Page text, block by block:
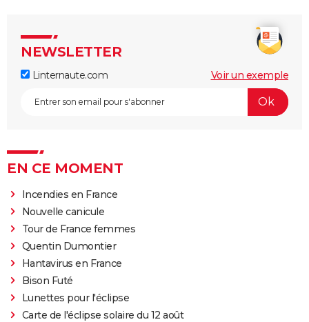
NEWSLETTER
Linternaute.com Voir un exemple
EN CE MOMENT
Incendies en France
Nouvelle canicule
Tour de France femmes
Quentin Dumontier
Hantavirus en France
Bison Futé
Lunettes pour l'éclipse
Carte de l'éclipse solaire du 12 août